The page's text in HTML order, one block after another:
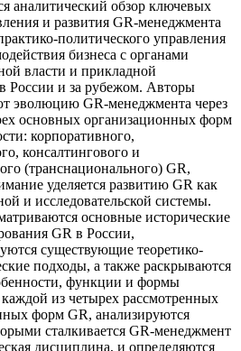
аналитический обзор ключевых
и развития GR-менеджмента
политического управления
бизнеса с органами
власти и прикладной
России и за рубежом. Авторы
эволюцию GR-менеджмента через
основных организационных форм
корпоративного,
консалтингового и
(транснационального) GR,
уделяется развитию GR как
и исследовательской системы.
основные исторические
GR в России,
существующие теоретико-
подходы, а также раскрываются
функции и формы
каждой из четырех рассмотренных
форм GR, анализируются
сталкивается GR-менеджмент
дисциплина, и определяются